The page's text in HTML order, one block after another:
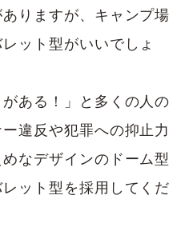
りますが、キャンプ場
ット型がいいでしょ
ある！」と多くの人の
違反や犯罪への抑止力
なデザインのドーム型
ット型を採用してくだ